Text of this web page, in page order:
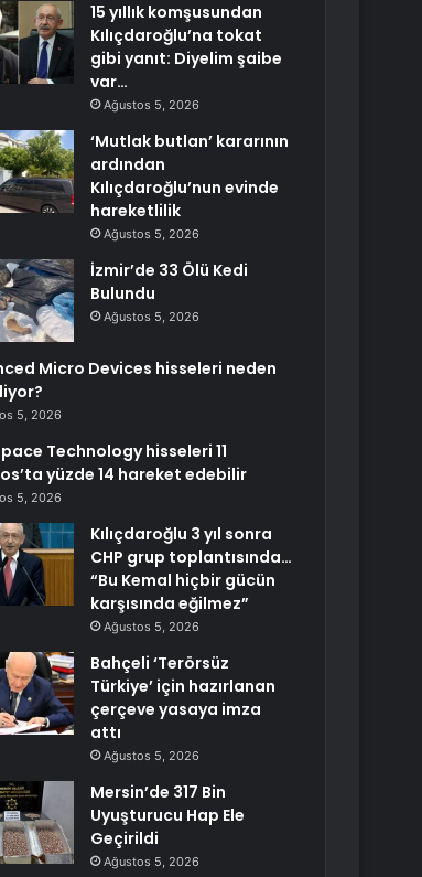
15 yıllık komşusundan
Kılıçdaroğlu’na tokat
gibi yanıt: Diyelim şaibe
var…
Ağustos 5, 2026
‘Mutlak butlan’ kararının
ardından
Kılıçdaroğlu’nun evinde
hareketlilik
Ağustos 5, 2026
İzmir’de 33 Ölü Kedi
Bulundu
Ağustos 5, 2026
Micro Devices hisseleri neden
5, 2026
Technology hisseleri 11
yüzde 14 hareket edebilir
5, 2026
Kılıçdaroğlu 3 yıl sonra
CHP grup toplantısında…
“Bu Kemal hiçbir gücün
karşısında eğilmez”
Ağustos 5, 2026
Bahçeli ‘Terörsüz
Türkiye’ için hazırlanan
çerçeve yasaya imza
attı
Ağustos 5, 2026
Mersin’de 317 Bin
Uyuşturucu Hap Ele
Geçirildi
Ağustos 5, 2026